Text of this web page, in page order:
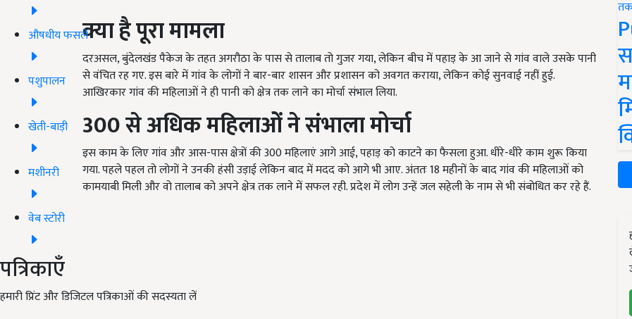
औषधीय फसलें
पशुपालन
खेती-बाड़ी
मशीनरी
वेब स्टोरी
पत्रिकाएँ
हमारी प्रिंट और डिजिटल पत्रिकाओं की सदस्यता लें
क्या है पूरा मामला
दरअसल, बुंदेलखंड पैकेज के तहत अगरौठा के पास से तालाब तो गुजर गया, लेकिन बीच में पहाड़ के आ जाने से गांव वाले उसके पानी
से वंचित रह गए. इस बारे में गांव के लोगों ने बार-बार शासन और प्रशासन को अवगत कराया, लेकिन कोई सुनवाई नहीं हुई.
आखिरकार गांव की महिलाओं ने ही पानी को क्षेत्र तक लाने का मोर्चा संभाल लिया.
300से अधिक महिलाओं ने संभाला मोर्चा
इस काम के लिए गांव और आस-पास क्षेत्रों की 300 महिलाएं आगे आई, पहाड़ को काटने का फैसला हुआ. धीरे-धीरे काम शुरू किया
गया. पहले पहल तो लोगों ने उनकी हंसी उड़ाई लेकिन बाद में मदद को आगे भी आए. अंततः 18 महीनों के बाद गांव की महिलाओं को
कामयाबी मिली और वो तालाब को अपने क्षेत्र तक लाने में सफल रही. प्रदेश में लोग उन्हें जल सहेली के नाम से भी संबोधित कर रहे हैं.